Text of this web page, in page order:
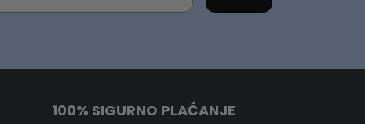
100% SIGURNO PLAĆANJE